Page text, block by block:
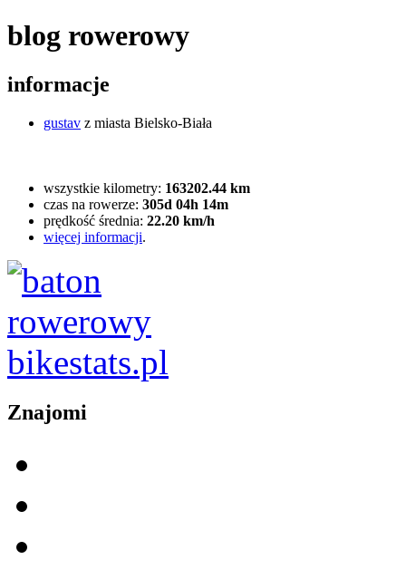
blog rowerowy
informacje
gustav z miasta Bielsko-Biała
wszystkie kilometry: 163202.44 km
czas na rowerze: 305d 04h 14m
prędkość średnia: 22.20 km/h
więcej informacji.
Znajomi